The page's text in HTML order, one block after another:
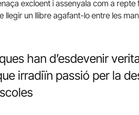
excloent i assenyala com a
llegir un llibre agafant-lo entre les
han d’esdevenir
irradiïn passió per la